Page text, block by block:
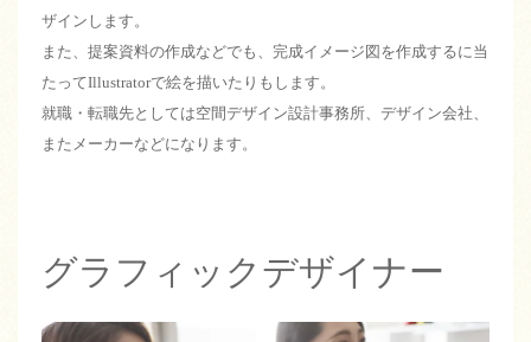
ザインします。
また、提案資料の作成などでも、完成イメージ図を作成するに当
たってIllustratorで絵を描いたりもします。
就職・転職先としては空間デザイン設計事務所、デザイン会社、
またメーカーなどになります。
グラフィックデザイナー